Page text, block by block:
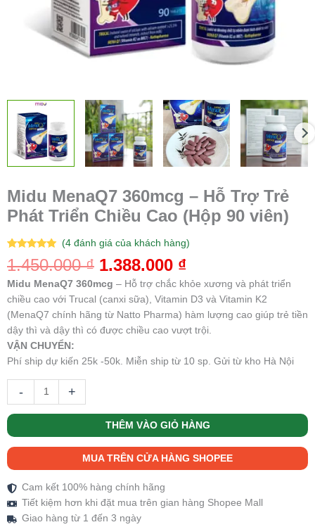
Midu MenaQ7 360mcg – Hỗ Trợ Trẻ
Phát Triển Chiều Cao (Hộp 90 viên)
5.00
trên 5
dựa trên
4
(4đánh giá của khách hàng)
1.450.000₫ 1.388.000 ₫
Midu MenaQ7 360mcg – Hỗ trợ chắc khỏe xương và phát triển
chiều cao với Trucal (canxi sữa), Vitamin D3 và Vitamin K2
(MenaQ7 chính hãng từ Natto Pharma) hàm lượng cao giúp trẻ tiền
dậy thì và dậy thì có được chiều cao vượt trội.
VẬN CHUYỂN:
Phí ship dự kiến 25k -50k. Miễn ship từ 10 sp. Gửi từ kho Hà Nội
- +
THÊM VÀO GIỎ HÀNG
MUA TRÊN CỬA HÀNG SHOPEE
Cam kết 100% hàng chính hãng
Tiết kiệm hơn khi đặt mua trên gian hàng Shopee Mall
Giao hàng từ 1 đến 3 ngày